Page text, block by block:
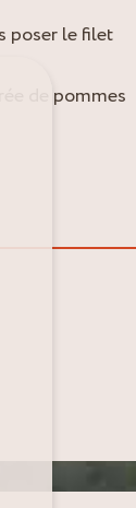
poser le filet
de pommes